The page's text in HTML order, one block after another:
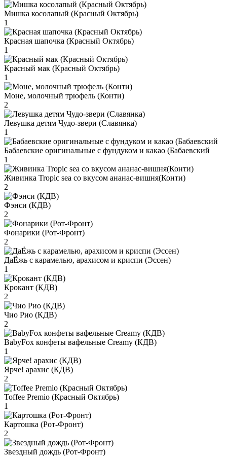
Мишка косолапый (Красный Октябрь)
1
Красная шапочка (Красный Октябрь)
1
Красный мак (Красный Октябрь)
1
Моне, молочный трюфель (Конти)
2
Левушка детям Чудо-звери (Славянка)
1
Бабаевские оригинальные с фундуком и какао (Бабаевский
1
Живинка Tropic sea со вкусом ананас-вишня(Конти)
2
Фэнси (КДВ)
2
Фонарики (Рот-Фронт)
2
ДаЁжь с карамелью, арахисом и криспи (Эссен)
1
Крокант (КДВ)
2
Чио Рио (КДВ)
2
BabyFox конфеты вафельные Creamy (КДВ)
1
Ярче! арахис (КДВ)
2
Toffee Premio (Красный Октябрь)
1
Картошка (Рот-Фронт)
2
Звездный дождь (Рот-Фронт)